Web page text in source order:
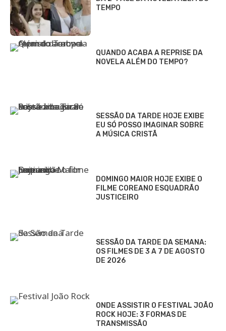
TEMPO
QUANDO ACABA A REPRISE DA
NOVELA ALÉM DO TEMPO?
SESSÃO DA TARDE HOJE EXIBE
EU SÓ POSSO IMAGINAR SOBRE
A MÚSICA CRISTÃ
DOMINGO MAIOR HOJE EXIBE O
FILME COREANO ESQUADRÃO
JUSTICEIRO
SESSÃO DA TARDE DA SEMANA:
OS FILMES DE 3 A 7 DE AGOSTO
DE 2026
ONDE ASSISTIR O FESTIVAL JOÃO
ROCK HOJE: 3 FORMAS DE
TRANSMISSÃO